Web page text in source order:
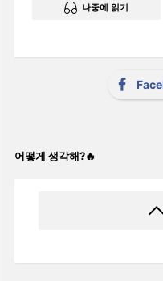
나중에 읽기
어떻게 생각해?🔥